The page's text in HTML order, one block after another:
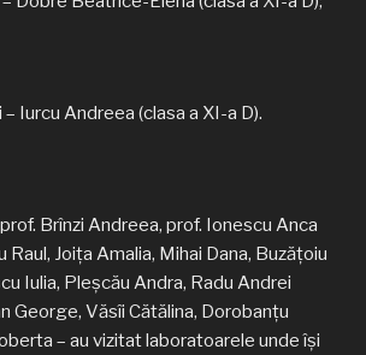
Iurcu Andreea (clasa a XI-a D).
Brînzi Andreea, prof. Ionescu Anca
Raul, Joița Amalia, Mihai Dana, Buzățoiu
Iulia, Pleșcău Andra, Radu Andrei
George, Văsîi Cătălina, Dorobanțu
– au vizitat laboratoarele unde își